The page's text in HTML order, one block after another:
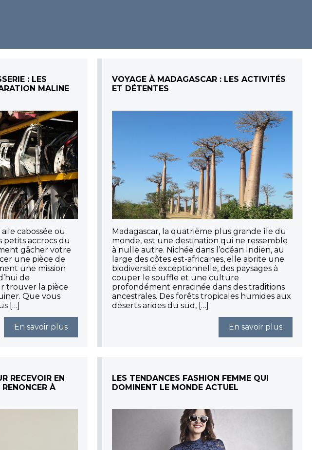
: LES
MALINE
cabossée ou
petits accrocs du
gâcher votre
une pièce de
une mission
de
trouver la pièce
Que vous
[…]
En savoir plus
VOYAGE À MADAGASCAR : LES ACTIVITÉS
ET DÉTENTES
Madagascar, la quatrième plus grande île du
monde, est une destination qui ne ressemble
à nulle autre. Nichée dans l’océan Indien, au
large des côtes est-africaines, elle abrite une
biodiversité exceptionnelle, des paysages à
couper le souffle et une culture
profondément enracinée dans des traditions
ancestrales. Des forêts tropicales humides aux
déserts arides du sud, […]
En savoir plus
RECEVOIR EN
À
LES TENDANCES FASHION FEMME QUI
DOMINENT LE MONDE ACTUEL